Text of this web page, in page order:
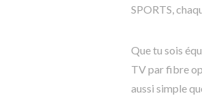
SPORTS,
Que tu sois
TV par fibre
aussi simple